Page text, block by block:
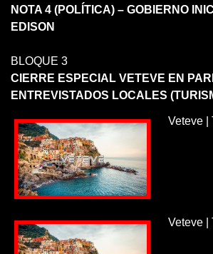
NOTA 4 (POLÍTICA) – GOBIERNO
EDISON
BLOQUE 3
CIERRE ESPECIAL VETEVE EN
ENTREVISTADOS LOCALES
Veteve |
Veteve |